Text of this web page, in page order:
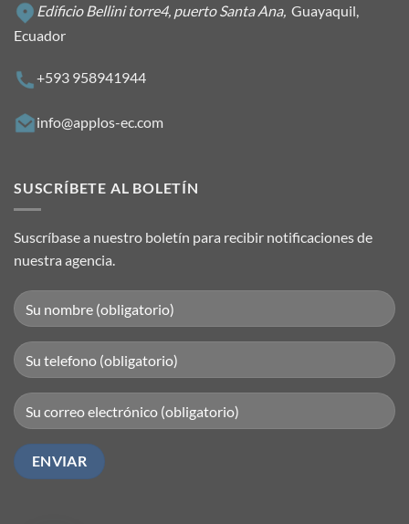
Edificio Bellini torre4, puerto Santa Ana, Guayaquil,
Ecuador
+593 958941944
info@applos-ec.com
SUSCRÍBETE AL BOLETÍN
Suscríbase a nuestro boletín para recibir notificaciones de
nuestra agencia.